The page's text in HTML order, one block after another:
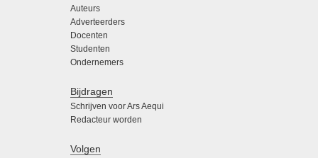
Auteurs
Adverteerders
Docenten
Studenten
Ondernemers
Bijdragen
Schrijven voor Ars Aequi
Redacteur worden
Volgen